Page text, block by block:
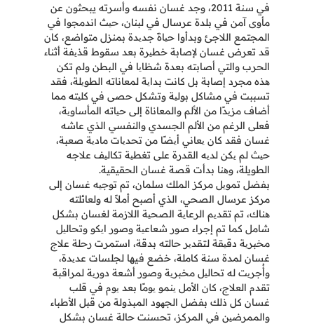
في سنة 2011، وجد غسان نفسه وأسرته يبحثون عن
مأوى آمن في بلدة عرسال في لبنان، حیث اندمجوا في
المجتمع اللاجئ وبدأوا حیاةً جدیدة بمنزل متواضع، كان
قد تعرض غسان لإصابة خطیرة بعد سقوط قذیفة أثناء
الحرب والتي أصابته بعدة شظایا في البطن ولم تكن
ھذه مجرد إصابة بل كانت بدایة لمعاناته الطویلة، فقد
تسببت في مشاكل بولیة وتشكل حصى في كلیته مما
أضاف مزیدًا من الألم والمعاناة إلى حیاته المأساویة،
فعلى الرغم من الألم الجسدي والنفسي الذي عاشه
غسان فقد كان یعاني أیضًا من تحدیات مادیة صعبة،
حیث لم یكن لدیه القدرة على تغطیة تكالیف علاجه
الطويلة، وھنا بدأت قصة غسان الحقيقية.
بفضل تمویل مركز الملك سلمان، تم توجیه غسان إلى
مركز عرسال الصحي، الذي أصبح أملاً له ولعائلته
ھناك، تم تقدیم الرعایة الصحیة اللازمة لغسان بشكل
شامل كما تم إجراء صور شعاعیة وصور ایكو وتحالیل
مخبریة دقیقة لتقدیر حالته بدقة، استمرت رحلة علاج
غسان لمدة سنة كاملة، خضع فيها لجلسات عدیدة،
وأُجریت له تحالیل مخبریة وصور أشعة دوریة لمراقبة
تقدم العلاج، كان الأمل ینمو یومًا بعد یوم في قلب
غسان كل ذلك بفضل الجھود المبذولة من قبل الأطباء
والممرضین في المركز، تحسنت حالة غسان بشكل